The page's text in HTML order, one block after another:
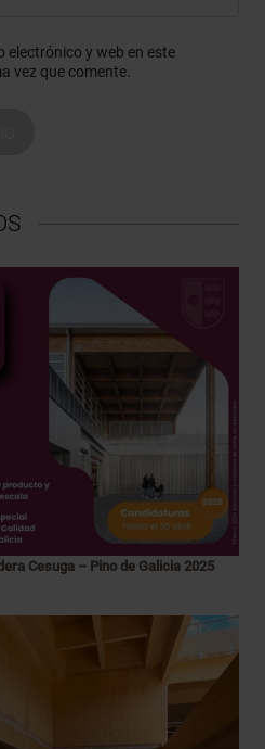
electrónico y web en este
vez que comente.
Cesuga – Pino de Galicia 2025